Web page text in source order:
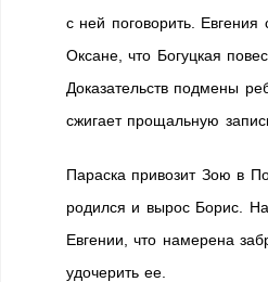
с ней поговорить.
Оксане, что Богуцкая
Доказательств подмены
сжигает прощальную
Параска привозит Зою в
родился и вырос Борис.
Евгении, что намерена
удочерить ее.